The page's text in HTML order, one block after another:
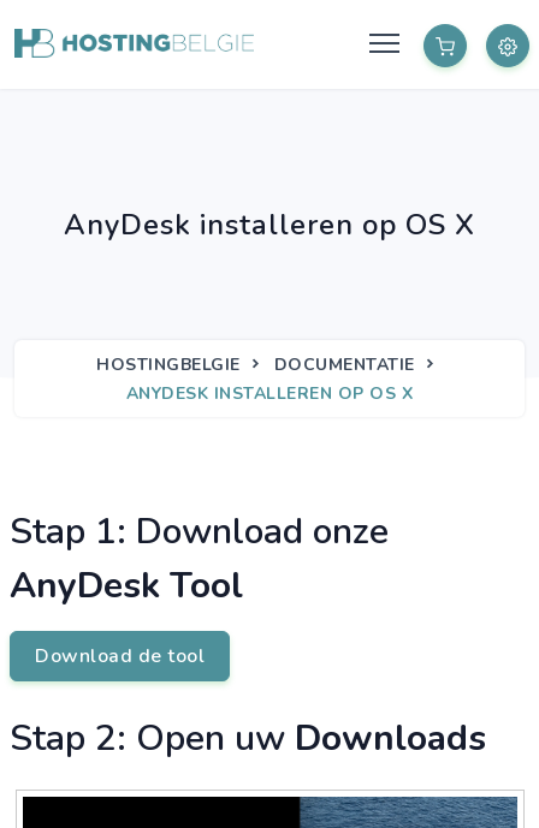
AnyDesk installeren op OS X
HOSTINGBELGIE
DOCUMENTATIE
ANYDESK INSTALLEREN OP OS X
Stap 1: Download onze
AnyDesk Tool
Download de tool
Stap 2: Open uw Downloads